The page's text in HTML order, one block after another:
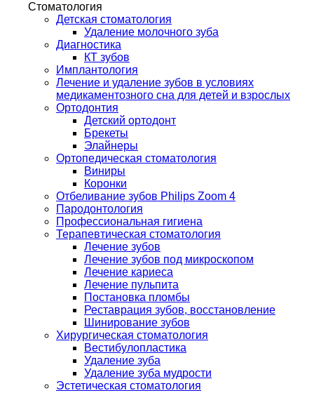
Стоматология
Детская стоматология
Удаление молочного зуба
Диагностика
КТ зубов
Имплантология
Лечение и удаление зубов в условиях
медикаментозного сна для детей и взрослых
Ортодонтия
Детский ортодонт
Брекеты
Элайнеры
Ортопедическая стоматология
Виниры
Коронки
Отбеливание зубов Philips Zoom 4
Пародонтология
Профессиональная гигиена
Терапевтическая стоматология
Лечение зубов
Лечение зубов под микроскопом
Лечение кариеса
Лечение пульпита
Постановка пломбы
Реставрация зубов, восстановление
Шинирование зубов
Хирургическая стоматология
Вестибулопластика
Удаление зуба
Удаление зуба мудрости
Эстетическая стоматология